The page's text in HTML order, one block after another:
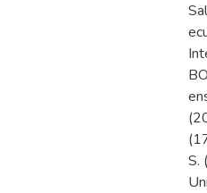
S.